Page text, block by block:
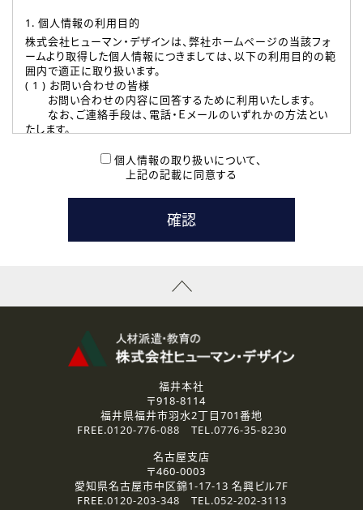
1. 個人情報の利用目的
株式会社ヒューマン・デザインは、弊社ホームページの当該フォ
ームより取得した個人情報につきましては、以下の利用目的の範
囲内で適正に取り扱います。
( 1 ) お問い合わせの皆様
お問い合わせの内容に回答するために利用いたします。
なお、ご連絡手段は、電話・Ｅメールのいずれかの方法とい
たします。
本登録に関するご連絡および本登録時の参考情報として利
たします。
( 3 ) スタッフ派遣を検討されている企業の皆様
お問い合わせの内容に回答するために利用いたします。
なお、ご連絡手段は、電話・Ｅメールのいずれかの方法とい
資料送付、受講相談に関するご連絡のために利用いたしま
その他、お問い合わせの内容に回答するために利用いたし
なお、ご連絡手段は、電話・Ｅメールのいずれかの方法とい
2.個人情報の第三者提供
ご提供いただいた個人情報は、法令等の規定に従う場合を除き、
3.個人情報の取り扱いの委託
弊社の定める個人情報保護の評価基準を満たした委託先に、個
人情報を委託する場合があります。
個人情報の取り扱いについて、
上記の記載に同意する
福井本社
〒918-8114
福井県福井市羽水2丁目701番地
FREE.0120-776-088 TEL.0776-35-8230
名古屋支店
〒460-0003
愛知県名古屋市中区錦1-17-13 名興ビル7F
FREE.0120-203-348 TEL.052-202-3113